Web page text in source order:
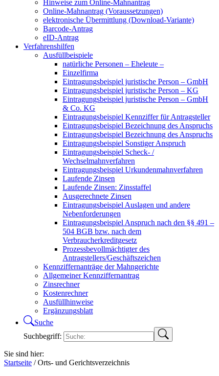
Hinweise zum Online-Mahnantrag
Online-Mahnantrag (Voraussetzungen)
elektronische Übermittlung (Download-Variante)
Barcode-Antrag
eID-Antrag
Verfahrenshilfen
Ausfüllbeispiele
natürliche Personen – Eheleute –
Einzelfirma
Eintragungsbeispiel juristische Person – GmbH
Eintragungsbeispiel juristische Person – KG
Eintragungsbeispiel juristische Person – GmbH
& Co. KG
Eintragungsbeispiel Kennziffer für Antragsteller
Eintragungsbeispiel Bezeichnung des Anspruchs
Eintragungsbeispiel Bezeichnung des Anspruchs
Eintragungsbeispiel Sonstiger Anspruch
Eintragungsbeispiel Scheck- /
Wechselmahnverfahren
Eintragungsbeispiel Urkundenmahnverfahren
Laufende Zinsen
Laufende Zinsen: Zinsstaffel
Ausgerechnete Zinsen
Eintragungsbeispiel Auslagen und andere
Nebenforderungen
Eintragungsbeispiel Anspruch nach den §§ 491 –
504 BGB bzw. nach dem
Verbraucherkreditgesetz
Prozessbevollmächtigter des
Antragstellers/Geschäftszeichen
Kennziffernanträge der Mahngerichte
Allgemeiner Kennziffernantrag
Zinsrechner
Kostenrechner
Ausfüllhinweise
Ergänzungsblatt
Suche
Suchbegriff:
Sie sind hier:
Startseite /Orts- und Gerichtsverzeichnis